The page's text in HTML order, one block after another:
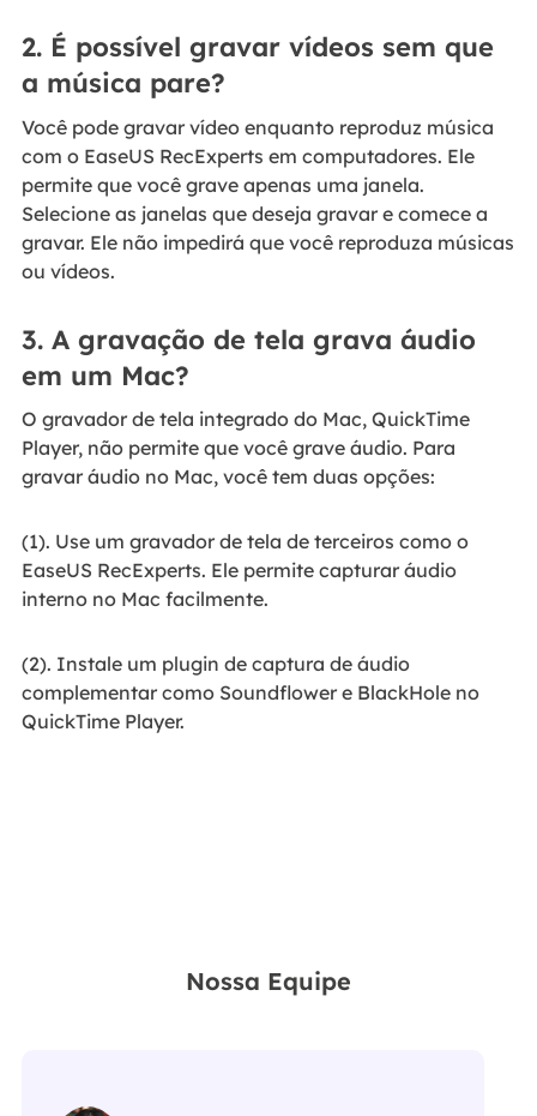
2. É possível gravar vídeos sem que
a música pare?
Você pode gravar vídeo enquanto reproduz música
com o EaseUS RecExperts em computadores. Ele
permite que você grave apenas uma janela.
Selecione as janelas que deseja gravar e comece a
gravar. Ele não impedirá que você reproduza músicas
ou vídeos.
3. A gravação de tela grava áudio
em um Mac?
O gravador de tela integrado do Mac, QuickTime
Player, não permite que você grave áudio. Para
gravar áudio no Mac, você tem duas opções:
(1). Use um gravador de tela de terceiros como o
EaseUS RecExperts. Ele permite capturar áudio
interno no Mac facilmente.
(2). Instale um plugin de captura de áudio
complementar como Soundflower e BlackHole no
QuickTime Player.
Nossa Equipe